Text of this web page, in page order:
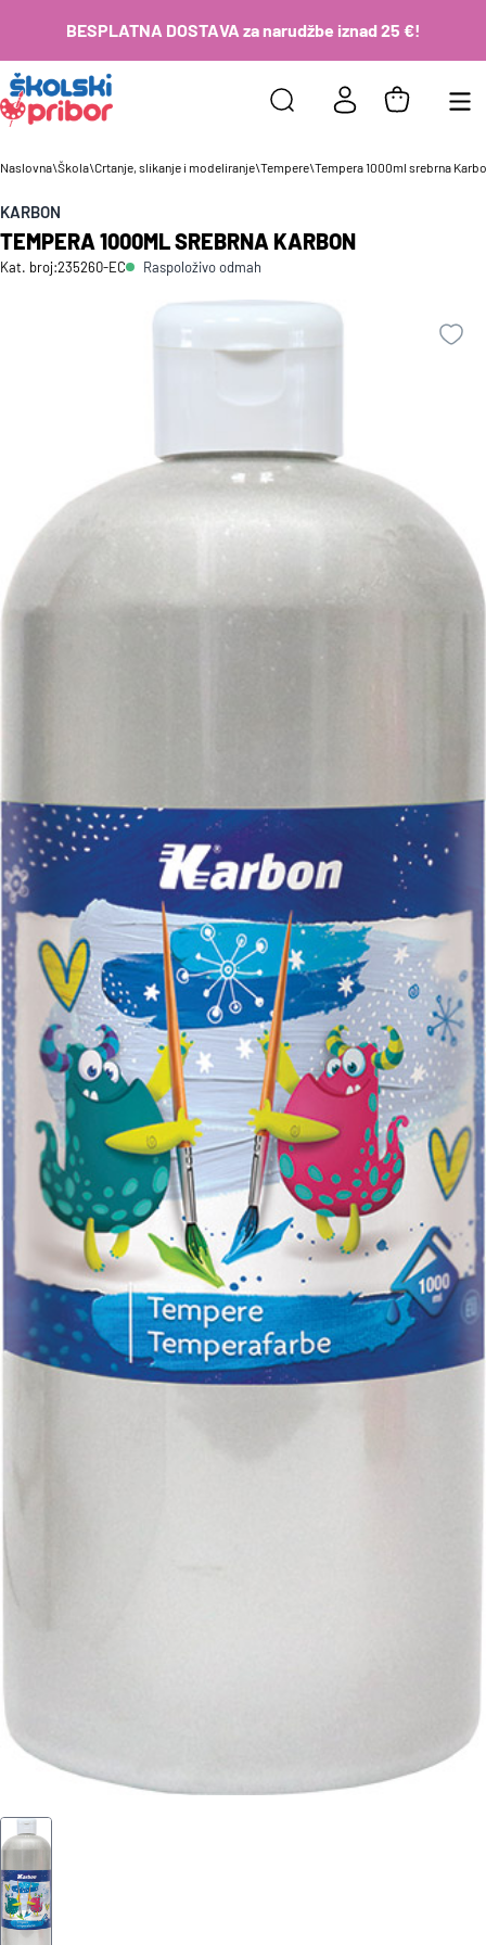
BESPLATNA DOSTAVA za narudžbe iznad 25 €!
Naslovna\Škola\Crtanje, slikanje i modeliranje\Tempere\Tempera 1000ml srebrna
KARBON
TEMPERA 1000ML SREBRNA KARBON
Kat. broj:235260-EC Raspoloživo odmah